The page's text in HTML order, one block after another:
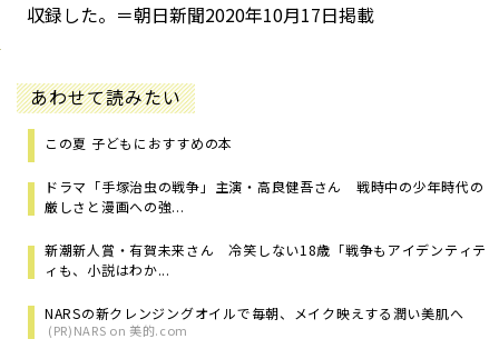
収録した。＝朝日新聞2020年10月17日掲載
あわせて読みたい
この夏 子どもにおすすめの本
ドラマ「手塚治虫の戦争」主演・高良健吾さん 戦時中の少年時代の
厳しさと漫画への強...
新潮新人賞・有賀未来さん 冷笑しない18歳「戦争もアイデンティテ
ィも、小説はわか...
NARSの新クレンジングオイルで毎朝、メイク映えする潤い美肌へ
(PR)NARS on 美的.com